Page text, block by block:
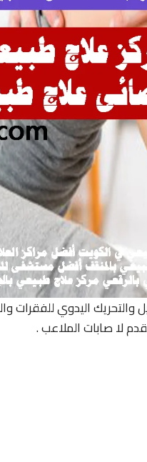
والتحريك اليدوي للفقرات
لا صابات الملاعب .